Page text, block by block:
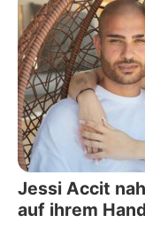
Jessi Accit
auf ihrem